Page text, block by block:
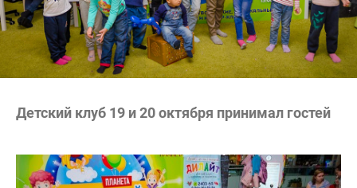
Детский клуб 19 и 20 октября принимал гостей